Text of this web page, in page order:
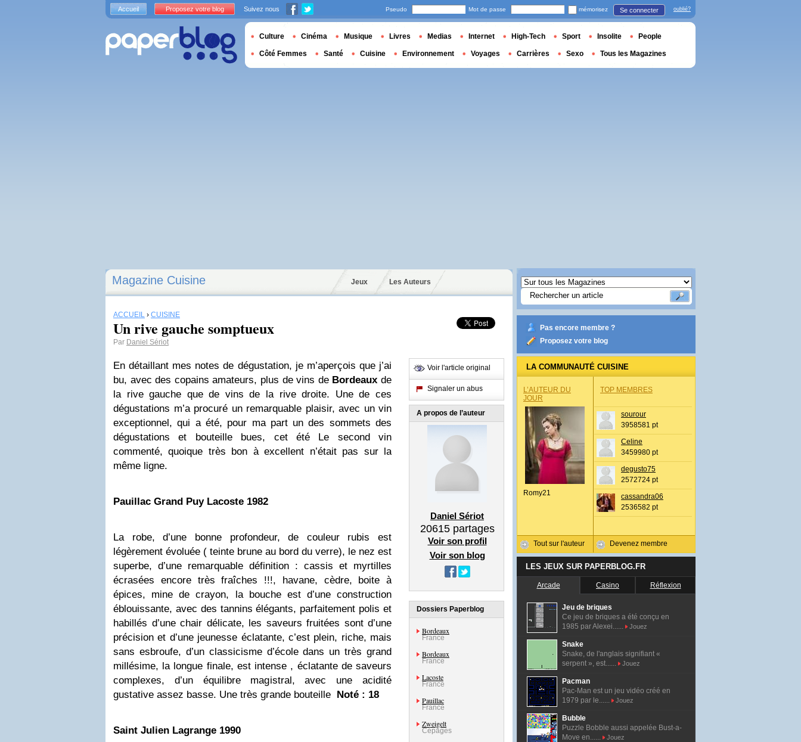
Magazine Cuisine Jeux Les Auteurs
ACCUEIL › CUISINE
Un rive gauche somptueux
Par Daniel Sériot
En détaillant mes notes de dégustation, je m’aperçois que j’ai
bu, avec des copains amateurs, plus de vins de Bordeaux de
la rive gauche que de vins de la rive droite. Une de ces
dégustations m’a procuré un remarquable plaisir, avec un vin
exceptionnel, qui a été, pour ma part un des sommets des
dégustations et bouteille bues, cet été Le second vin
commenté, quoique très bon à excellent n’était pas sur la
même ligne.
Pauillac Grand Puy Lacoste 1982
La robe, d’une bonne profondeur, de couleur rubis est
légèrement évoluée ( teinte brune au bord du verre), le nez est
superbe, d’une remarquable définition : cassis et myrtilles
écrasées encore très fraîches !!!, havane, cèdre, boite à
épices, mine de crayon, la bouche est d’une construction
éblouissante, avec des tannins élégants, parfaitement polis et
habillés d’une chair délicate, les saveurs fruitées sont d’une
précision et d’une jeunesse éclatante, c’est plein, riche, mais
sans esbroufe, d’un classicisme d’école dans un très grand
millésime, la longue finale, est intense , éclatante de saveurs
complexes, d’un équilibre magistral, avec une acidité
gustative assez basse. Une très grande bouteille Noté : 18
Saint Julien Lagrange 1990
Voir l'article original
Signaler un abus
A propos de l’auteur
Daniel Sériot
20615partages
Voir son profil
Voir son blog
Dossiers Paperblog
Bordeaux
France
Bordeaux
France
Lacoste
France
Pauillac
France
Zweigelt
Cépages
Pas encore membre ?
Proposez votre blog
LA COMMUNAUTÉ CUISINE
L’AUTEUR DU
JOUR
Romy21
Tout sur l'auteur
TOP MEMBRES
sourour
3958581 pt
Celine
3459980 pt
degusto75
2572724 pt
cassandra06
2536582 pt
Devenez membre
LES JEUX SUR PAPERBLOG.FR
Arcade Casino Réflexion
Jeu de briques
Ce jeu de briques a été conçu en
1985 par Alexei......
Jouez
Snake
Snake, de l'anglais signifiant «
serpent », est......
Jouez
Pacman
Pac-Man est un jeu vidéo créé en
1979 par le......
Jouez
Bubble
Puzzle Bobble aussi appelée Bust-a-
Move en......
Jouez
Accueil Proposez votre blog Suivez nous Pseudo Mot de passe mémorisez Se connecter oublié?
Culture Cinéma Musique Livres Medias Internet High-Tech Sport Insolite People
Côté Femmes Santé Cuisine Environnement Voyages Carrières Sexo Tous les Magazines